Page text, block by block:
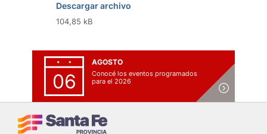
Descargar archivo
104,85 kB
06
AGOSTO
Conocé los eventos programados
para el 2026